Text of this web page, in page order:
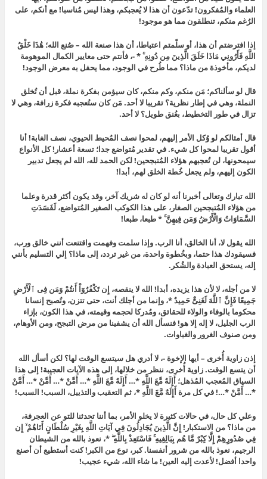
العلماء والمُفكرون! تدّعون أن هذا لا يُعجبكم، وهذا ليس مُناسبا! مع أنكم، على
الرُغم منكم، تنطلقون مما هو موجود!
إذا افترضتم أن هذا، أو سلّمتم اعتباطا، أن هذا صنعة الله – صُنع الله؛ هَٰذَا خَلْقُ
اللَّهِ فَأَرُونِي مَاذَا خَلَقَ الَّذِينَ مِن دُونِهِ ۚ * -، فأنتم حتى معايير الكمال الموهومة
لديكم، مأخوذة من ماذا؟ مما طُرح في الوجود، مما يحفل به معرض الوجود!
قال لو سألناكم؛ مَن منكم، وكم منكم، كان سيؤمن بفكرة نملة، قبل أن تُخلق
النملة، وهي في إطار نظرية؟ تقريبا لا أحد. مَن كان ستُعجبه فكرة زرافة، وهي لا
تزال في طور التخطيط، بعُنق طويل؟ لا أحد.
قال أمثالكم لو وُكل الأمر إليهم، لمحوا نصف المُحيط الحيوي، نصف الغابة! أنا
أقول تقريبا لمحوا كل شيء. في تقدير مُتواضع جدا؛ تسعة أعشار! كل الأنواع
سيمحونها، لن تُعجبهم هؤلاء المُتبجحين! لكن الحمد لله، الله لم يجعل تدبير
الكون إليهم، ولم يجعل خُطة الخلق لهم، أبدا!
الله تبارك وتعالى أخبرنا أنه لو كان له شريك آخر، وقد يكون أكثر قدرة وعلما
من هؤلاء المُتبجحين الصغار، على هذا الكوكب الصغير المُتواضع، لَفَسَدَتِ
السَّمَاوَاتُ وَالْأَرْضُ وَمَن فِيهِنَّ ۚ * طبعا، طبعا!
الله يقول لا، أنا الخالق، أنا الرب. وإذا سلمت وفهمت واقتنعت أنني خالق ورب،
فسيقودك هذا حتما، وبخُطوة واحدة، من غير تردد، إلى ماذا؟ إلي التسليم بأنني
إله، يستحق العبادة والشُكر.
لا من أجله، لا لأن هذا يزيده، أبدا! الله لا ينقصه، إِن تَكْفُرُوٓاْ أَنتُمْ وَمَن فِى ٱلْأَرْضِ
جَمِيعًا فَإِنَّ ٱللَّهَ لَغَنِىٌّ حَمِيدٌ *، وإنما من أجلك أنت، حتى تتزن، وتُصبح إنسانا
محكوما بالوفاء والولاء للحقائق، ومُدركا لحجمه وقيمته، في هذا الكون، بإزاء
الرب الجليل، لا إله إلا هو! فنسأل الله أن يشفينا من مرض التبجح، ومن الأوهام،
ومن صنوف الغرور والغباوات.
إذن زاوية أُخرى – أيها الإخوة -، لا أدري هل سيتسع الوقت لها؟ لكن أسأل الله
أن يتسع الوقت. زاوية أُخرى، ننظر من خلالها، إلى هذه الآيات العجيبة! إلى هذا
السياق المُعجب المُذهل؛ أَإِلَهٌ مَّعَ اللَّهِ *… أَإِلَهٌ مَّعَ اللَّهِ *… أَمَّنْ *… أَمَّنْ *… أَمَّنْ
*… أَمَّنْ *…! في كل مرة أَإِلَهٌ مَّعَ اللَّهِ *، ثم التعقيب والتذييل، السبب! السبب!
وعلي كل حال، في حالات كثيرة لا يخلو الأمر، بما أننا تحدثنا للتو عن العجرفة،
من ماذا؟ من الاستكبار! إِنَّ الَّذِينَ يُجَادِلُونَ فِي آيَاتِ اللَّهِ بِغَيْرِ سُلْطَانٍ أَتَاهُمْ ۙ إِن
فِي صُدُورِهِمْ إِلَّا كِبْرٌ مَّا هُم بِبَالِغِيهِ ۚ فَاسْتَعِذْ بِاللَّهِ ۖ *، نعوذ بالله من الشيطان
الرجيم، نعوذ بالله من شرور أنفسنا. كبر، نوع من الكبر! كنت أستطيع أن أصنع
واحدا أفضل! لأعدت إليه العين! ما شاء الله، شيء عجيب!